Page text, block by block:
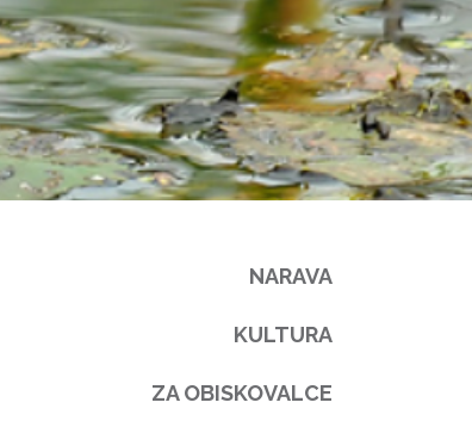
NARAVA
KULTURA
ZA OBISKOVALCE